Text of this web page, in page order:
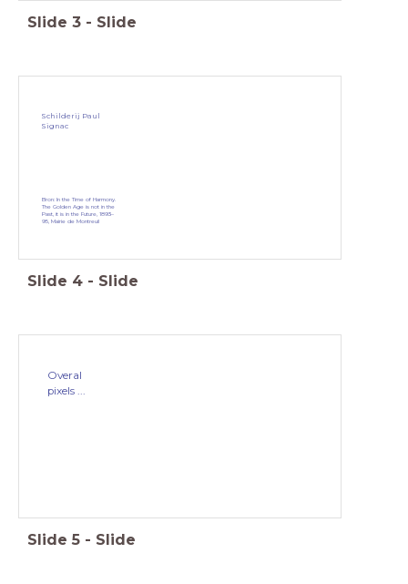
Slide 3 - Slide
Bron: In the Time of Harmony.
The Golden Age is not in the
Past, it is in the Future, 1893–
95, Mairie de Montreuil
Schilderij Paul
Signac
Slide 4 - Slide
Overal
pixels ...
Slide 5 - Slide